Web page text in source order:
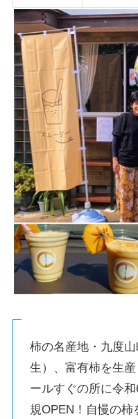
柿の名産地・九度
生）、富有柿を生
ールすぐの所に令
規OPEN！自慢の柿